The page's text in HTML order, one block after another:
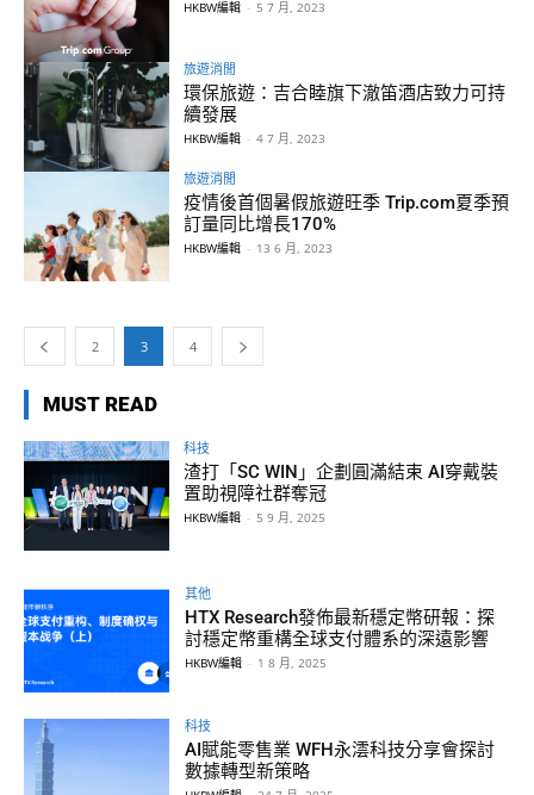
HKBW編輯 - 5 7 月, 2023
旅遊消閒
環保旅遊：吉合睦旗下澈笛酒店致力可持
續發展
HKBW編輯 - 4 7 月, 2023
旅遊消閒
疫情後首個暑假旅遊旺季 Trip.com夏季預
訂量同比增長170%
HKBW編輯 - 13 6 月, 2023
2 3 4
MUST READ
科技
渣打「SC WIN」企劃圓滿結束 AI穿戴裝
置助視障社群奪冠
HKBW編輯 - 5 9 月, 2025
其他
HTX Research發佈最新穩定幣研報：探
討穩定幣重構全球支付體系的深遠影響
HKBW編輯 - 1 8 月, 2025
科技
AI賦能零售業 WFH永澐科技分享會探討
數據轉型新策略